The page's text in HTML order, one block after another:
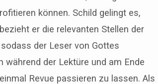
können. Schild gelingt es,
er die relevanten Stellen der
der Leser von Gottes
während der Lektüre und am Ende
Revue passieren zu lassen. Als